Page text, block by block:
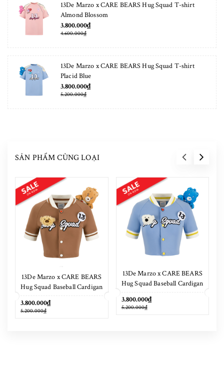
13De Marzo x CARE BEARS Hug Squad T-shirt
Almond Blossom
3.800.000₫
4.600.000₫
13De Marzo x CARE BEARS Hug Squad T-shirt
Placid Blue
3.800.000₫
5.200.000₫
SẢN PHẨM CÙNG LOẠI
13De Marzo x CARE BEARS
Hug Squad Baseball Cardigan
3.800.000₫
5.200.000₫
13De Marzo x CARE BEARS
Hug Squad Baseball Cardigan
3.800.000₫
5.200.000₫